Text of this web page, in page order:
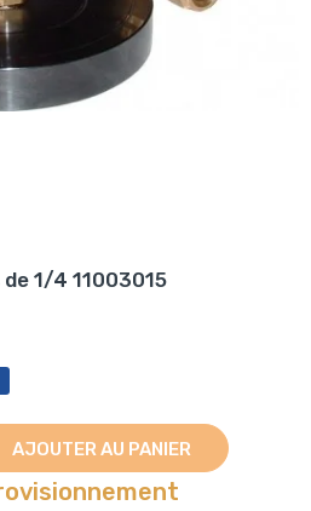
1/4 11003015
AJOUTER AU PANIER